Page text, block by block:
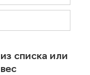
списка или